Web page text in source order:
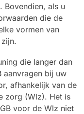
Bovendien, als u
die de
vormen van
die langer dan
aanvragen bij uw
afhankelijk van de
zorg (Wlz). Het is
voor de Wlz niet